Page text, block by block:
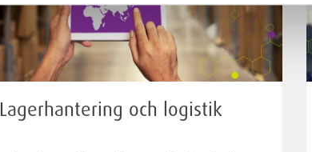
Lagerhantering och logistik